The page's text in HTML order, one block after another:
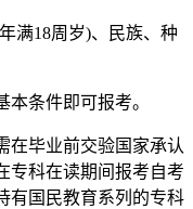
18周岁)、民族、种
条件即可报考。
毕业前交验国家承认
专科在读期间报考自考
有国民教育系列的专科